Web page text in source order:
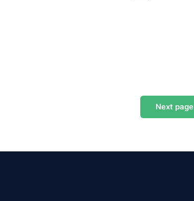
Next page